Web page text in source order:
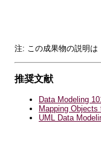
注: この成果物の説明は
推奨文献
Data Modeling
Mapping
UML Data